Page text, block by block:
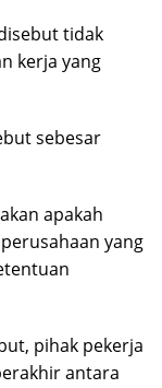
tidak
kerja yang
sebesar
apakah
yang
pihak pekerja
antara